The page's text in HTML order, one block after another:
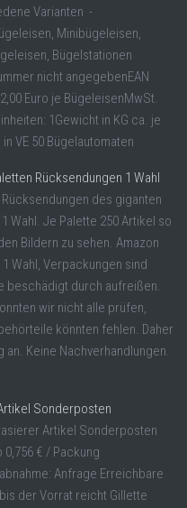
Varianten -
Minibügeleisen,
Bügelstationen
nicht angegebenEAN
Euro je BügeleisenMwSt.
1Gewicht in KG ca. je
VE 50 Bügelautomaten
Rücksendungen 1 Wahl
Rücksendungen des giganten
Wahl. Je Palette 250 Artikel so
Bildern zu sehen. Amazon
1 Wahl, Verpackungen sind
beschädigt durch aufreißen.
wir nicht alle prüfen,
könnten fehlen. Daher
Keine Nachverhandlungen.
Sonderposten
Artikel Sonderposten
0,756 € / Packung
Anfrage Erreichbare
der Vorrat reicht Gillette